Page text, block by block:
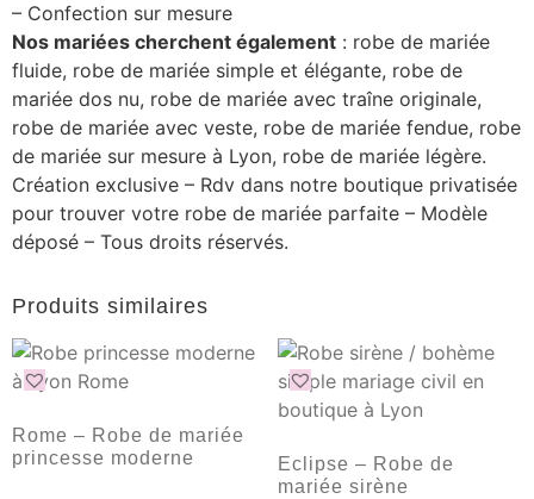
– Confection sur mesure
Nos mariées cherchent également : robe de mariée
fluide, robe de mariée simple et élégante, robe de
mariée dos nu, robe de mariée avec traîne originale,
robe de mariée avec veste, robe de mariée fendue, robe
de mariée sur mesure à Lyon, robe de mariée légère.
Création exclusive – Rdv dans notre boutique privatisée
pour trouver votre robe de mariée parfaite – Modèle
déposé – Tous droits réservés.
Produits similaires
Rome – Robe de mariée
princesse moderne
Eclipse – Robe de
mariée sirène